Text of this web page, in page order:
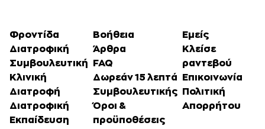
Φροντίδα
Διατροφική
Συμβουλευτική
Κλινική
Διατροφή
Διατροφική
Εκπαίδευση
Βοήθεια
Άρθρα
FAQ
Δωρεάν 15 λεπτά
Συμβουλευτικής
Όροι &
προϋποθέσεις
Εμείς
Κλείσε
ραντεβού
Επικοινωνία
Πολιτική
Απορρήτου